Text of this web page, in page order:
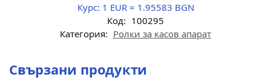
Курс: 1 EUR = 1.95583 BGN
Код: 100295
Категория: Ролки за касов апарат
Свързани продукти